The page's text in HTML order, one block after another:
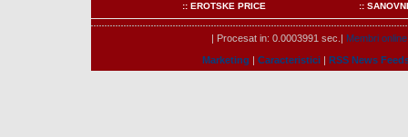
:: EROTSKE PRICE ::
| Procesat in: 0.0003991 sec.| Membri
Marketing | Caracteristici | RSS News